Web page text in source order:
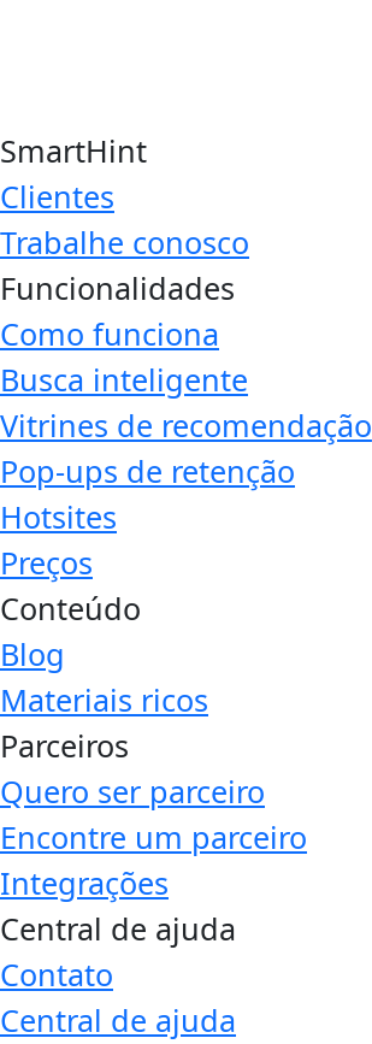
SmartHint
Clientes
Trabalhe conosco
Funcionalidades
Como funciona
Busca inteligente
Vitrines de recomendação
Pop-ups de retenção
Hotsites
Preços
Conteúdo
Blog
Materiais ricos
Parceiros
Quero ser parceiro
Encontre um parceiro
Integrações
Central de ajuda
Contato
Central de ajuda